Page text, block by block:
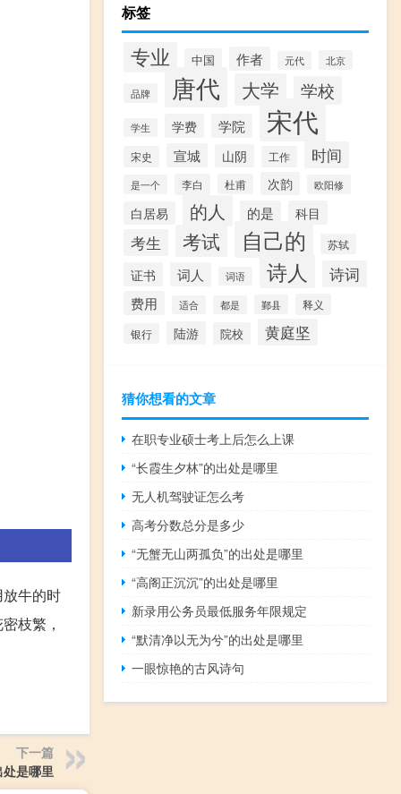
牛的时
枝繁，
下一篇
处是哪里
标签
专业 中国 作者 元代 北京
品牌 唐代 大学 学校
学生 学费 学院 宋代
宋史 宣城 山阴 工作 时间
是一个 李白 杜甫 次韵 欧阳修
白居易 的人 的是 科目
考生 考试 自己的 苏轼
证书 词人 词语 诗人 诗词
费用 适合 都是 鄞县 释义
银行 陆游 院校 黄庭坚
猜你想看的文章
在职专业硕士考上后怎么上课
“长霞生夕林”的出处是哪里
无人机驾驶证怎么考
高考分数总分是多少
“无蟹无山两孤负”的出处是哪里
“高阁正沉沉”的出处是哪里
新录用公务员最低服务年限规定
“默清净以无为兮”的出处是哪里
一眼惊艳的古风诗句